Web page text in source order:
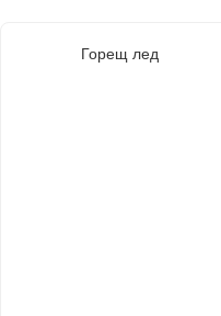
Горещ лед